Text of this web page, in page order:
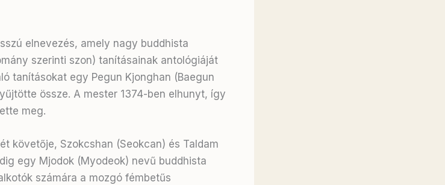
elnevezés, amely nagy buddhista
szerinti szon) tanításainak antológiáját
tanításokat egy Pegun Kjonghan (Baegun
össze. A mester 1374-ben elhunyt, így
meg.
követője, Szokcshan (Seokcan) és Taldam
egy Mjodok (Myodeok) nevű buddhista
számára a mozgó fémbetűs